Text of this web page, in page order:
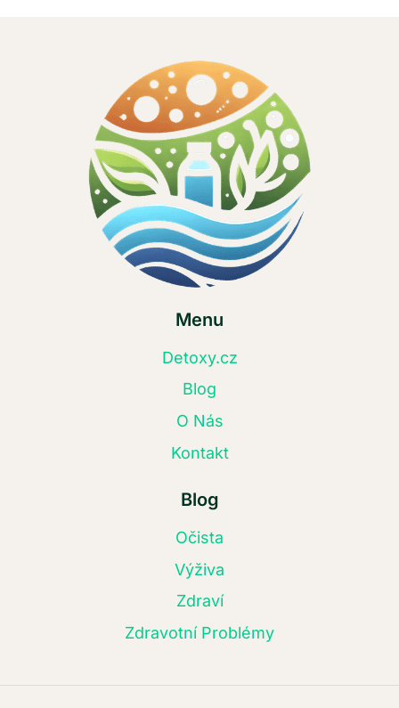
Menu
Detoxy.cz
Blog
O Nás
Kontakt
Blog
Očista
Výživa
Zdraví
Zdravotní Problémy